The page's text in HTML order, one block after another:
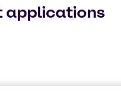
applications